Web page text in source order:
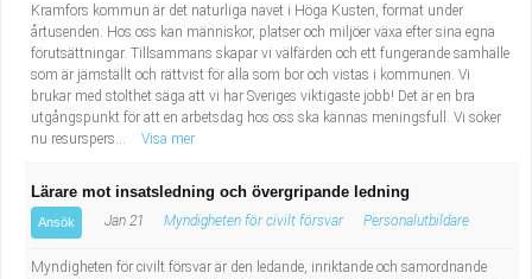
Kramfors kommun är det naturliga navet i Höga Kusten, format under
årtusenden. Hos oss kan människor, platser och miljöer växa efter sina egna
förutsättningar. Tillsammans skapar vi välfärden och ett fungerande samhälle
som är jämställt och rättvist för alla som bor och vistas i kommunen. Vi
brukar med stolthet säga att vi har Sveriges viktigaste jobb! Det är en bra
utgångspunkt för att en arbetsdag hos oss ska kännas meningsfull. Vi söker
nu resurspers...
Visa mer
Lärare mot insatsledning och övergripande ledning
Ansök Jan 21 Myndigheten för civilt försvar Personalutbildare
Myndigheten för civilt försvar är den ledande, inriktande och samordnande